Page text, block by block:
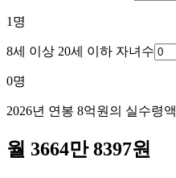
1 명
8세 이상 20세 이하 자녀수
0명
2026년 연봉 8억원의 실수령액
월 3664만 8397원